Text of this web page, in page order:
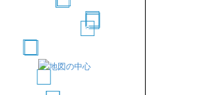
69
10
11